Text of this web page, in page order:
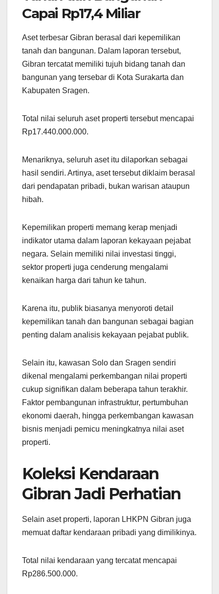
Capai Rp17,4 Miliar
Aset terbesar Gibran berasal dari kepemilikan
tanah dan bangunan. Dalam laporan tersebut,
Gibran tercatat memiliki tujuh bidang tanah dan
bangunan yang tersebar di Kota Surakarta dan
Kabupaten Sragen.
Total nilai seluruh aset properti tersebut mencapai
Rp17.440.000.000.
Menariknya, seluruh aset itu dilaporkan sebagai
hasil sendiri. Artinya, aset tersebut diklaim berasal
dari pendapatan pribadi, bukan warisan ataupun
hibah.
Kepemilikan properti memang kerap menjadi
indikator utama dalam laporan kekayaan pejabat
negara. Selain memiliki nilai investasi tinggi,
sektor properti juga cenderung mengalami
kenaikan harga dari tahun ke tahun.
Karena itu, publik biasanya menyoroti detail
kepemilikan tanah dan bangunan sebagai bagian
penting dalam analisis kekayaan pejabat publik.
Selain itu, kawasan Solo dan Sragen sendiri
dikenal mengalami perkembangan nilai properti
cukup signifikan dalam beberapa tahun terakhir.
Faktor pembangunan infrastruktur, pertumbuhan
ekonomi daerah, hingga perkembangan kawasan
bisnis menjadi pemicu meningkatnya nilai aset
properti.
Koleksi Kendaraan
Gibran Jadi Perhatian
Selain aset properti, laporan LHKPN Gibran juga
memuat daftar kendaraan pribadi yang dimilikinya.
Total nilai kendaraan yang tercatat mencapai
Rp286.500.000.